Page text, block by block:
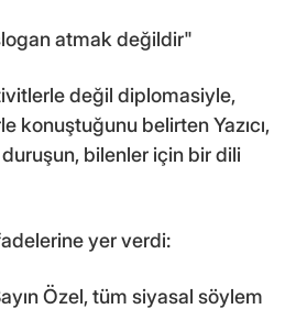
atmak değildir"
değil diplomasiyle,
konuştuğunu belirten Yazıcı,
bilenler için bir dili
yer verdi:
Özel, tüm siyasal söylem